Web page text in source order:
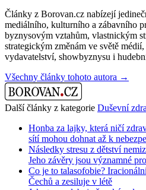
Články z Borovan.cz nabízejí
mediálního, kulturního a zábavního
byznysovým vztahům, vlastnickým
strategickým změnám ve světě
vydavatelství, showbyznysu i
Všechny články tohoto autora →
Další články z kategorie Duševní
Honba za lajky, která ničí
sítí mohou dohnat až k
Následky stresu z dětství
Jeho závěry jsou významné
Co je to talasofobie?
Čechů a zesiluje v létě